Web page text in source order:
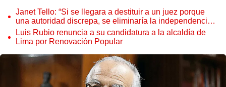
Janet Tello: “Si se llegara a destituir a un juez porque
una autoridad discrepa, se eliminaría la independencia
judicial”
Luis Rubio renuncia a su candidatura a la alcaldía de
Lima por Renovación Popular